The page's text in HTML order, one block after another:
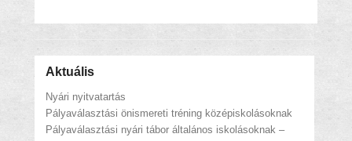
Aktuális
Nyári nyitvatartás
Pályaválasztási önismereti tréning középiskolásoknak
Pályaválasztási nyári tábor általános iskolásoknak –